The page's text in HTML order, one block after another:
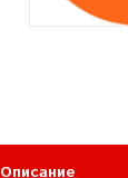
Описание